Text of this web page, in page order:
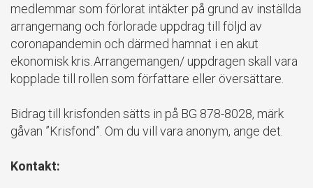
medlemmar som förlorat intäkter på grund av inställda
arrangemang och förlorade uppdrag till följd av
coronapandemin och därmed hamnat i en akut
ekonomisk kris. Arrangemangen/ uppdragen skall vara
kopplade till rollen som författare eller översättare.
Bidrag till krisfonden sätts in på BG 878-8028, märk
gåvan ”Krisfond”. Om du vill vara anonym, ange det.
Kontakt: